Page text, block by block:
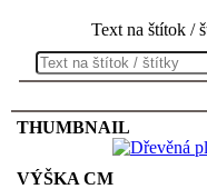
Text na štítok /